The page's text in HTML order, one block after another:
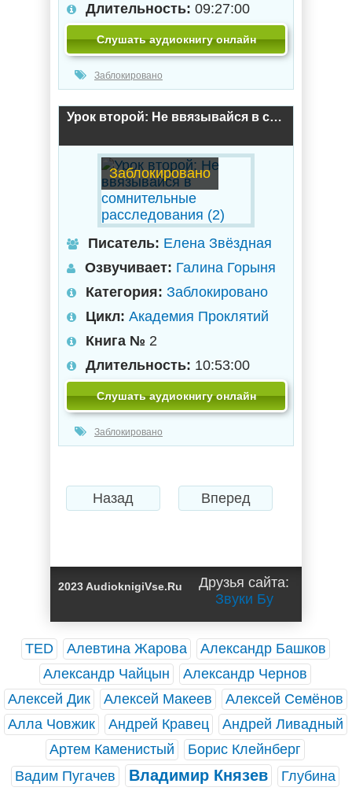
Длительность: 09:27:00
Слушать аудиокнигу онлайн
Заблокировано
Урок второй: Не ввязывайся в сомнительные расследования (2)
Заблокировано
Писатель: Елена Звёздная
Озвучивает: Галина Горыня
Категория: Заблокировано
Цикл: Академия Проклятий
Книга № 2
Длительность: 10:53:00
Слушать аудиокнигу онлайн
Заблокировано
Назад Вперед
2023 AudioknigiVse.Ru
Друзья сайта:
Звуки Бу
TED Алевтина Жарова
Александр Башков
Александр Чайцын
Александр Чернов
Алексей Дик
Алексей Макеев
Алексей Семёнов
Алла Човжик
Андрей Кравец
Андрей Ливадный
Артем Каменистый
Борис Клейнберг
Вадим Пугачев
Владимир Князев Глубина